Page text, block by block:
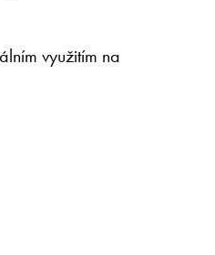
využitím na